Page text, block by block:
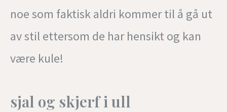
noe som faktisk aldri kommer til å gå ut
av stil ettersom de har hensikt og kan
være kule!
sjal og skjerf i ull